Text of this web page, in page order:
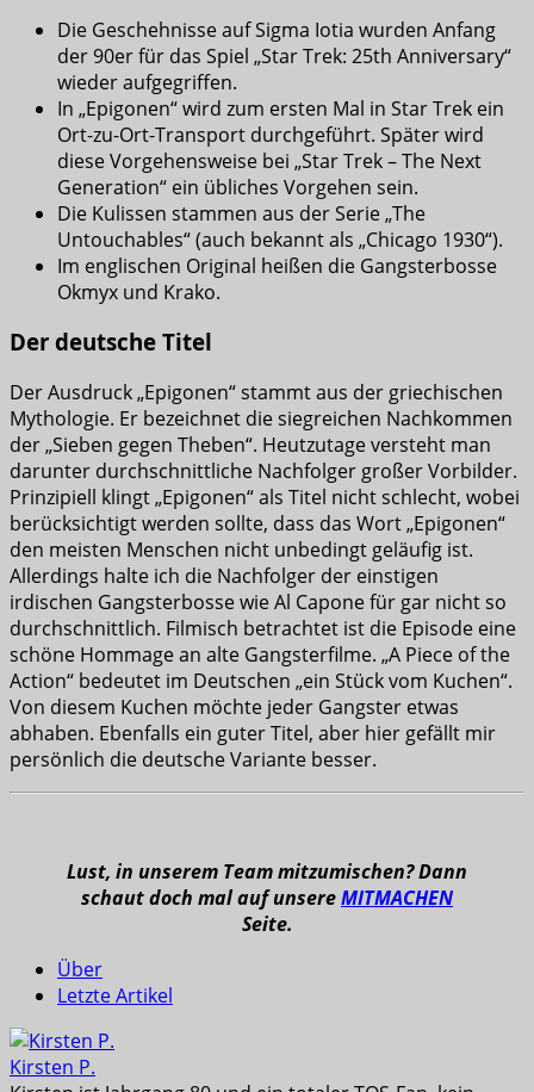
Die Geschehnisse auf Sigma Iotia wurden Anfang
der 90er für das Spiel „Star Trek: 25th Anniversary“
wieder aufgegriffen.
In „Epigonen“ wird zum ersten Mal in Star Trek ein
Ort-zu-Ort-Transport durchgeführt. Später wird
diese Vorgehensweise bei „Star Trek – The Next
Generation“ ein übliches Vorgehen sein.
Die Kulissen stammen aus der Serie „The
Untouchables“ (auch bekannt als „Chicago 1930“).
Im englischen Original heißen die Gangsterbosse
Okmyx und Krako.
Der deutsche Titel
Der Ausdruck „Epigonen“ stammt aus der griechischen
Mythologie. Er bezeichnet die siegreichen Nachkommen
der „Sieben gegen Theben“. Heutzutage versteht man
darunter durchschnittliche Nachfolger großer Vorbilder.
Prinzipiell klingt „Epigonen“ als Titel nicht schlecht, wobei
berücksichtigt werden sollte, dass das Wort „Epigonen“
den meisten Menschen nicht unbedingt geläufig ist.
Allerdings halte ich die Nachfolger der einstigen
irdischen Gangsterbosse wie Al Capone für gar nicht so
durchschnittlich. Filmisch betrachtet ist die Episode eine
schöne Hommage an alte Gangsterfilme. „A Piece of the
Action“ bedeutet im Deutschen „ein Stück vom Kuchen“.
Von diesem Kuchen möchte jeder Gangster etwas
abhaben. Ebenfalls ein guter Titel, aber hier gefällt mir
persönlich die deutsche Variante besser.
Lust, in unserem Team mitzumischen? Dann
schaut doch mal auf unsereMITMACHEN
Seite.
Über
Letzte Artikel
Kirsten P.